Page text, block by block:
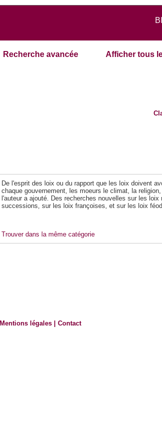
Recherche avancée Afficher tous
De l'esprit des loix ou du rapport que les loix doivent
chaque gouvernement, les moeurs le climat, la
l'auteur a ajouté. Des recherches nouvelles sur les loix
successions, sur les loix françoises, et sur les loix
Trouver dans la même catégorie
Mentions légales |Contact